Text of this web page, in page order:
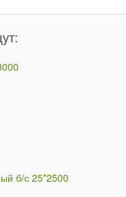
б/с 25*2500